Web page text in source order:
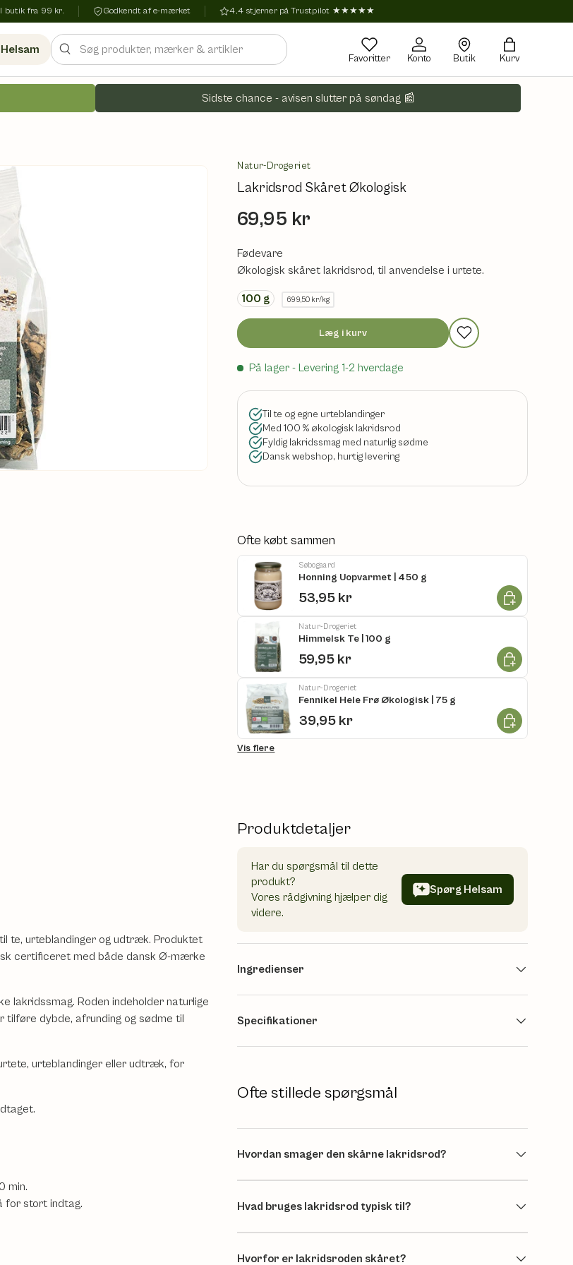
butik fra 99 kr. Godkendt af e-mærket 4,4 stjerner på Trustpilot ★★★★★
Søg
Favoritter
Konto Butik Kurv
Sidste chance - avisen slutter på søndag 📰
Natur-Drogeriet
Lakridsrod Skåret Økologisk
69,95 kr
Fødevare
Økologisk skåret lakridsrod, til anvendelse i urtete.
100 g 699,50 kr/kg
Læg i kurv
På lager - Levering 1-2 hverdage
Til te og egne urteblandinger
Med 100 % økologisk lakridsrod
Fyldig lakridssmag med naturlig sødme
Dansk webshop, hurtig levering
Ofte købt sammen
Søbogaard
Honning Uopvarmet | 450 g
53,95 kr Læg i kurv
Natur-Drogeriet
Himmelsk Te | 100 g
59,95 kr Læg i kurv
Natur-Drogeriet
Fennikel Hele Frø Økologisk | 75 g
39,95 kr Læg i kurv
Vis flere
te, urteblandinger og udtræk. Produktet
certificeret med både dansk Ø-mærke
lakridssmag. Roden indeholder naturlige
tilføre dybde, afrunding og sødme til
urteblandinger eller udtræk, for
min.
for stort indtag.
Produktdetaljer
Har du spørgsmål til dette
produkt?
Vores rådgivning hjælper dig
videre.
Spørg Helsam
Ingredienser
Specifikationer
Ofte stillede spørgsmål
Hvordan smager den skårne lakridsrod?
Hvad bruges lakridsrod typisk til?
Hvorfor er lakridsroden skåret?